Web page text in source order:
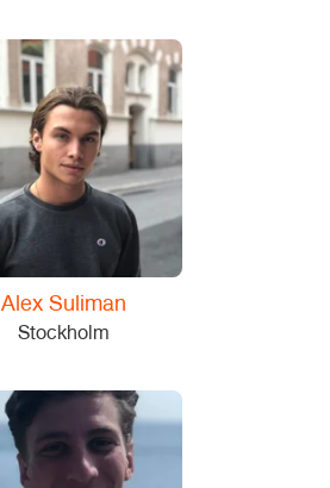
Alex Suliman
Stockholm